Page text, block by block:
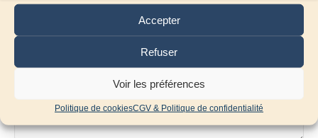
Accepter
Refuser
Voir les préférences
Politique de cookiesCGV & Politique de confidentialité
Commentaire